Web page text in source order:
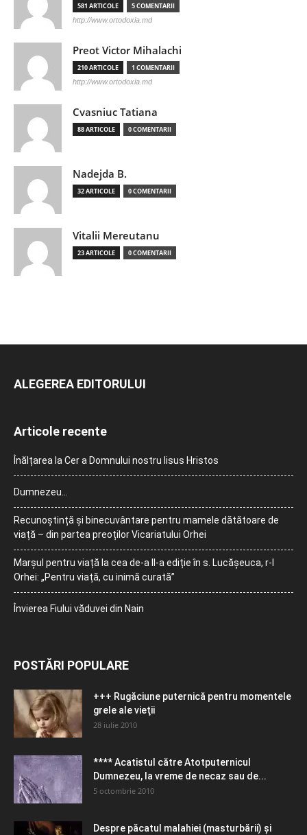
581 ARTICOLE 5 COMENTARII
http://www.ortodoxia.md
Preot Victor Mihalachi
210 ARTICOLE 1 COMENTARII
http://www.ortodoxia.md
Cvasniuc Tatiana
88 ARTICOLE 0 COMENTARII
Nadejda B.
32 ARTICOLE 0 COMENTARII
Vitalii Mereutanu
23 ARTICOLE 0 COMENTARII
ALEGEREA EDITORULUI
Articole recente
Înălțarea la Cer a Domnului nostru Iisus Hristos
Dumnezeu…
Recunoștință și binecuvântare pentru mamele dătătoare de
viață – din partea preoților Vicariatului Orhei
Marșul pentru viață la cea de-a II-a ediție în s. Lucășeuca, r-l
Orhei: „Pentru viață, cu inimă curată”
Învierea Fiului văduvei din Nain
POSTĂRI POPULARE
+++ Rugăciune puternică pentru momentele
grele ale vieţii
28 iulie 2010
**** Acatistul către Atotputernicul
Dumnezeu, la vreme de necaz sau de...
5 octombrie 2010
Despre păcatul malahiei (masturbării) şi